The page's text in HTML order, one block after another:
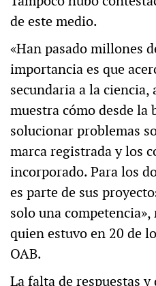
de este medio.
«Han pasado millones
importancia es que
secundaria a la
muestra cómo desde la
solucionar problemas
marca registrada y los
incorporado. Para los
es parte de sus
solo una
quien estuvo en 20 de
OAB.
La falta de respuestas